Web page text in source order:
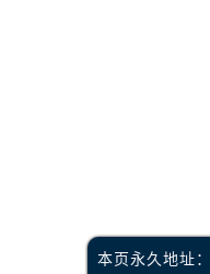
本页永久地址：